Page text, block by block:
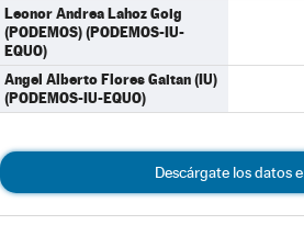
Leonor Andrea Lahoz Goig
(PODEMOS) (PODEMOS-IU-
EQUO)
Angel Alberto Flores Gaitan (IU)
(PODEMOS-IU-EQUO)
Descárgate los datos